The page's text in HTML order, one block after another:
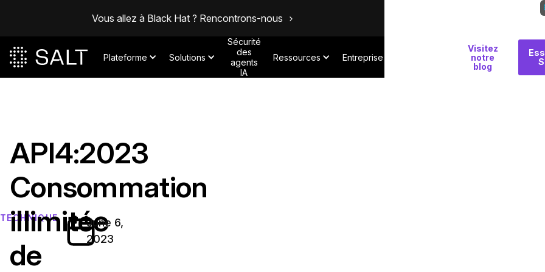
Vous allez à Black Hat ? Rencontrons-nous
Plateforme Solutions
Sécurité
des
agents
IA
Ressources Entreprise
Visitez
notre
blog
TECHNIQUE
API4:2023
Consommation
illimitée
de
June 6,
2023